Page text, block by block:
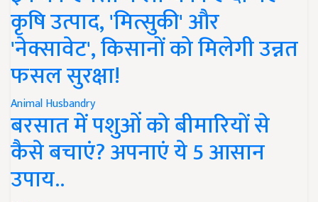
कृषि उत्पाद, 'मित्सुकी' और
'नेक्सावेट', किसानों को मिलेगी उन्नत
फसल सुरक्षा!
Animal Husbandry
बरसात में पशुओं को बीमारियों से
कैसे बचाएं? अपनाएं ये 5 आसान
उपाय..